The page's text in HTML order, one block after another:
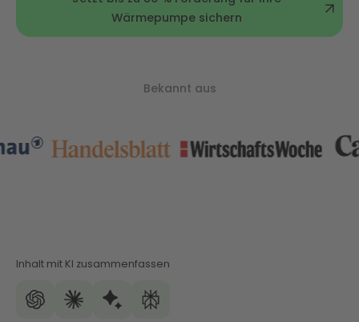
Wärmepumpe sichern
Bekannt aus
Inhalt mit KI zusammenfassen